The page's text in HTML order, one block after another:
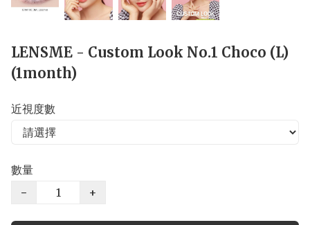
LENSME - Custom Look No.1 Choco (L)
(1month)
近視度數
數量
−
+